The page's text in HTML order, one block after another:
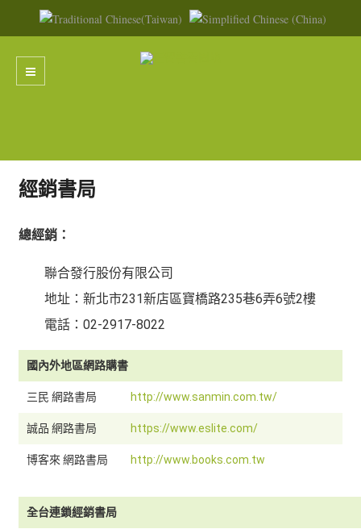
經銷書局
總經銷：
聯合發行股份有限公司
地址：新北市231新店區寶橋路235巷6弄6號2樓
電話：02-2917-8022
國內外地區網路購書
三民 網路書局 http://www.sanmin.com.tw/
誠品 網路書局 https://www.eslite.com/
博客來 網路書局 http://www.books.com.tw
全台連鎖經銷書局